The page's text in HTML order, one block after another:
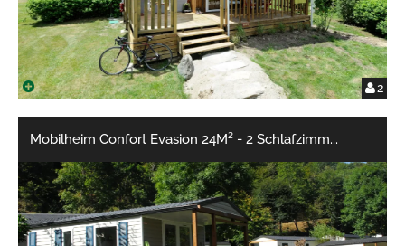
2
Mobilheim Confort Evasion 24M² - 2 Schlafzimm...